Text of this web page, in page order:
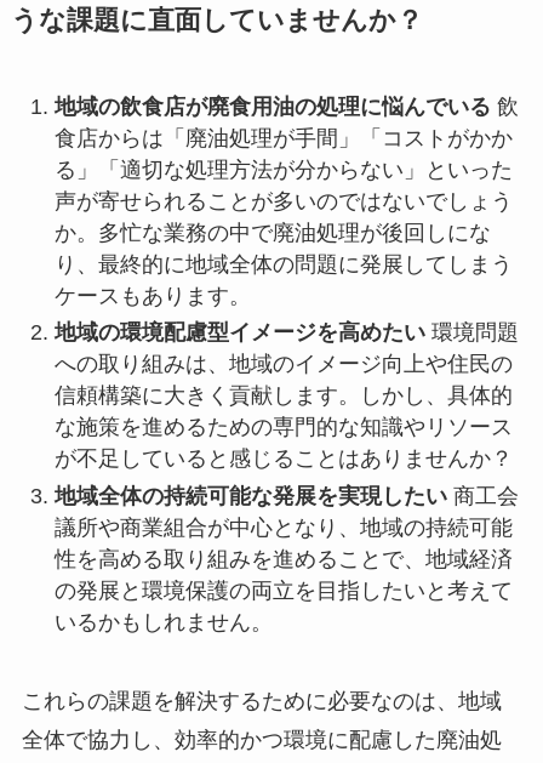
うな課題に直面していませんか？
地域の飲食店が廃食用油の処理に悩んでいる 飲
食店からは「廃油処理が手間」「コストがかか
る」「適切な処理方法が分からない」といった
声が寄せられることが多いのではないでしょう
か。多忙な業務の中で廃油処理が後回しにな
り、最終的に地域全体の問題に発展してしまう
ケースもあります。
地域の環境配慮型イメージを高めたい環境問題
への取り組みは、地域のイメージ向上や住民の
信頼構築に大きく貢献します。しかし、具体的
な施策を進めるための専門的な知識やリソース
が不足していると感じることはありませんか？
地域全体の持続可能な発展を実現したい商工会
議所や商業組合が中心となり、地域の持続可能
性を高める取り組みを進めることで、地域経済
の発展と環境保護の両立を目指したいと考えて
いるかもしれません。
これらの課題を解決するために必要なのは、地域
全体で協力し、効率的かつ環境に配慮した廃油処